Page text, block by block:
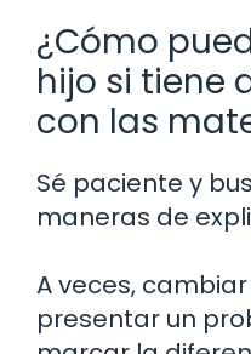
¿Cómo
hijo si tiene
con las
Sé paciente y
maneras de
A veces,
presentar un